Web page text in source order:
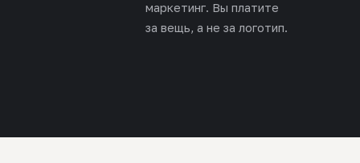
маркетинг. Вы платите
за вещь, а не за логотип.